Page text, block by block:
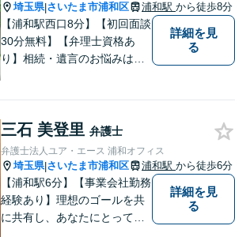
埼玉県|さいたま市浦和区 浦和駅 から徒歩8分
【浦和駅西口8分】【初回面談
30分無料】【弁理士資格あ
り】相続・遺言のお悩みはお
善の解決を全力で目指しま
す。【夜間・土日相談可】
詳細を見
る
三石 美登里 弁護士
弁護士法人ユア・エース 浦和オフィス
埼玉県|さいたま市浦和区 浦和駅 から徒歩6分
【浦和駅6分】【事業会社勤務
経験あり】理想のゴールを共
に共有し、あなたにとって最
詳細を見
る